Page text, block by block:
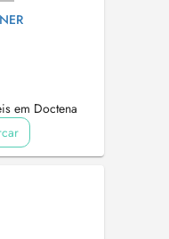
em Doctena